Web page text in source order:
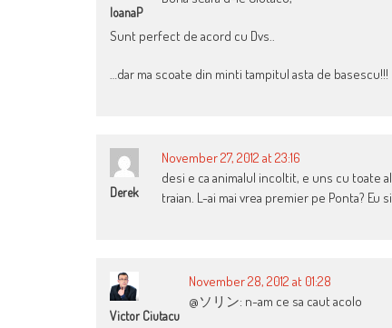
IoanaP
Sunt perfect de acord cu Dvs..
…dar ma scoate din minti tampitul asta de basescu!!!
Derek
November 27, 2012 at 23:16
desi e ca animalul incoltit, e uns cu toate
traian. L-ai mai vrea premier pe Ponta? Eu
Victor Ciutacu
November 28, 2012 at 01:28
@ソリン: n-am ce sa caut acolo